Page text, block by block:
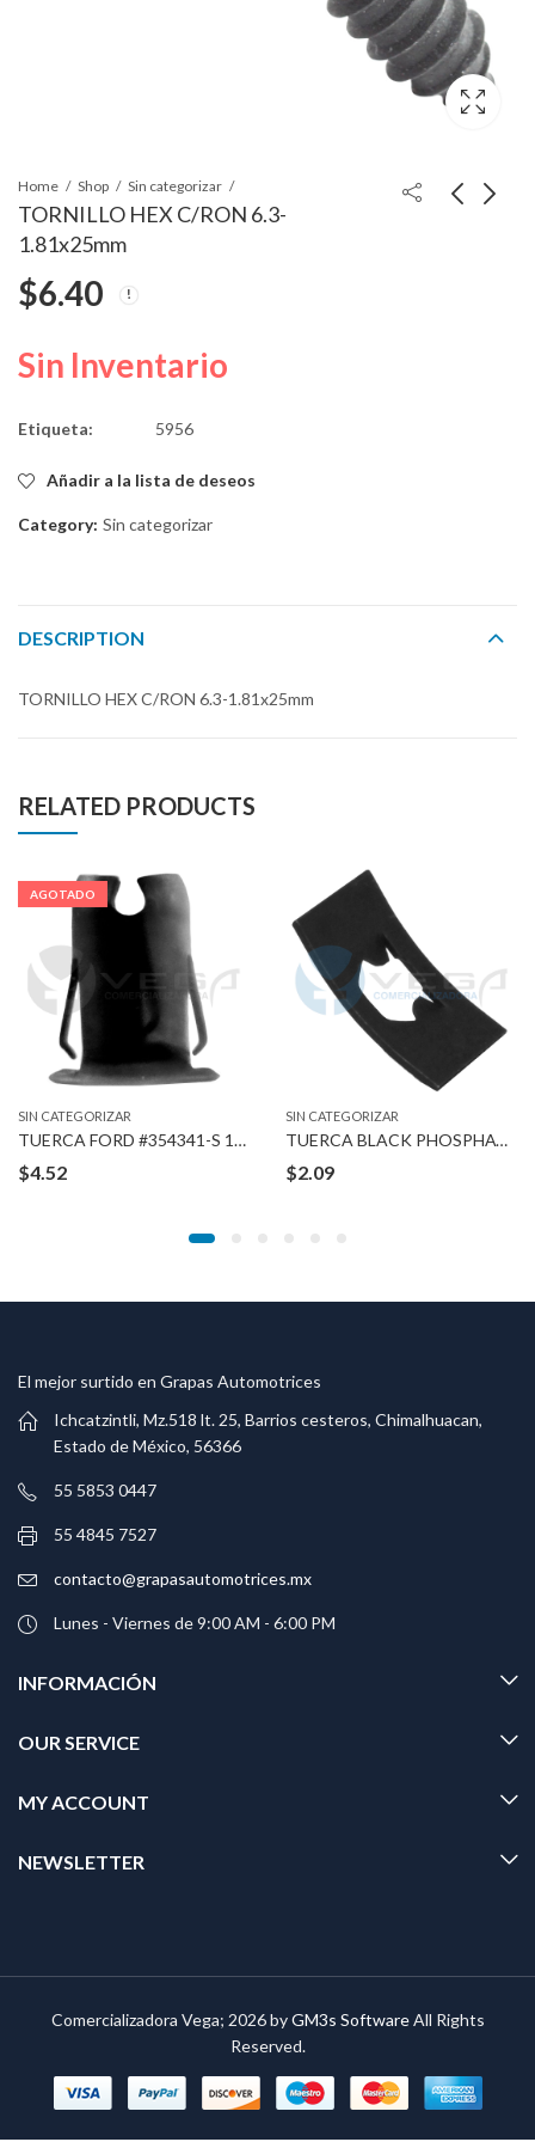
Home Shop Sin categorizar
TORNILLO HEX C/RON 6.3-
1.81x25mm
$6.40
Sin Inventario
Etiqueta: 5956
Añadir a la lista de deseos
Category: Sin categorizar
DESCRIPTION
TORNILLO HEX C/RON 6.3-1.81x25mm
RELATED PRODUCTS
AGOTADO
SIN CATEGORIZAR
TUERCA FORD #354341-S 1/4″ STUD
$4.52
SIN CATEGORIZAR
TUERCA BLACK PHOSPHATE 3/16″ 3/8″X5/8″
$2.09
El mejor surtido en Grapas Automotrices
Ichcatzintli, Mz.518 lt. 25, Barrios cesteros, Chimalhuacan,
Estado de México, 56366
55 5853 0447
55 4845 7527
contacto@grapasautomotrices.mx
Lunes - Viernes de 9:00 AM - 6:00 PM
INFORMACIÓN
OUR SERVICE
MY ACCOUNT
NEWSLETTER
Comercializadora Vega; 2026 byGM3s SoftwareAll Rights
Reserved.